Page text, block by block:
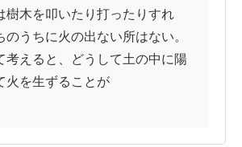
樹木を叩いたり打ったりすれ
のうちに火の出ない所はない。
考えると、どうして土の中に陽
火を生ずることが